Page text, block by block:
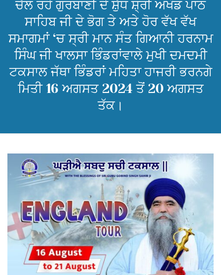
ਚੱਲ ਰਹੇ ਗੁਰਬਾਣੀ ਦੇ ਸ਼ੁੱਧ ਸ਼੍ਰੀ ਅਖੰਡ ਪਾਠ
ਸਾਹਿਬ ਜੀ ਦੇ ਭੋਗ ਤੇ ਅਤੇ ਹੋਰ ਵੱਖ ਵੱਖ
ਸਮਾਗਮਾਂ ‘ਚ ਸ੍ਰੀ ਮਾਨ ਸੰਤ ਗਿਆਨੀ ਹਰਨਾਮ
ਸਿੰਘ ਜੀ ਖਾਲਸਾ ਭਿੰਡਰਾਂਵਾਲੇ ਮੁਖੀ ਦਮਦਮੀ
ਟਕਸਾਲ ਜੱਥਾ ਭਿੰਡਰਾਂ ਮਹਿਤਾ ਹਾਜਰੀ ਭਰਨਗੇ
ਮਿਤੀ 16 ਅਗਸਤ 2024 ਤੋਂ 20 ਅਗਸਤ
ਤੱਕ।